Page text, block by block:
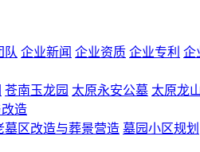
队 企业新闻 企业资质 企业专利 企
苍南玉龙园 太原永安公墓 太原龙
造
墓区改造与葬景营造 墓园小区规划